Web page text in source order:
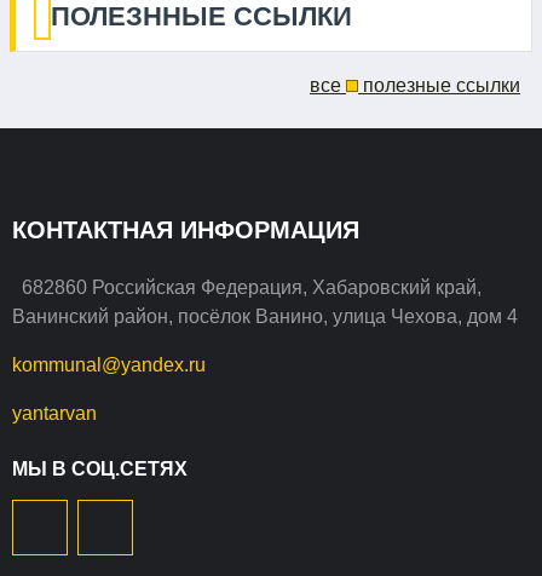
ПОЛЕЗННЫЕ ССЫЛКИ
все полезные ссылки
КОНТАКТНАЯ ИНФОРМАЦИЯ
682860 Российская Федерация, Хабаровский край,
Ванинский район, посёлок Ванино, улица Чехова, дом 4
kommunal@yandex.ru
yantarvan
МЫ В СОЦ.СЕТЯХ